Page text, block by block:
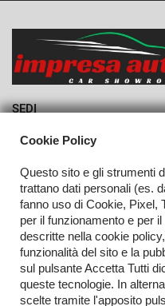
36 Mesi
SEDI
Azienda
Contatti
Cookie Policy
Questo sito e gli strumenti
trattano dati personali (es.
fanno uso di Cookie, Pixel,
per il funzionamento e per
descritte nella cookie
funzionalità del sito e la
sul pulsante Accetta Tutti
queste tecnologie. In
scelte tramite l'apposito